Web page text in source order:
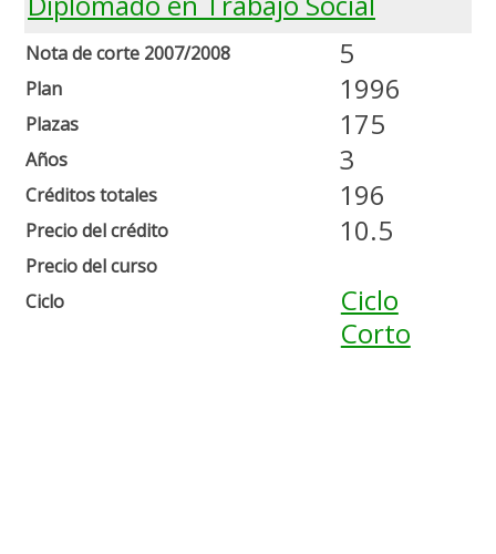
Nota de corte 2007/2008
Plan
Plazas
Años
Créditos totales
Precio del crédito
Precio del curso
Ciclo
5
1996
175
3
196
10.5
Ciclo
Corto